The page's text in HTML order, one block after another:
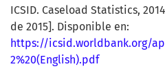
ICSID. Caseload Statistics,
de 2015]. Disponible en:
https://icsid.worldbank.org/
2%20(English).pdf